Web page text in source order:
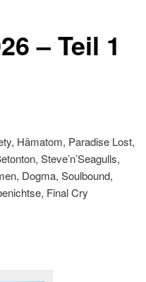
– Teil 1
Hämatom, Paradise Lost,
Steve’n’Seagulls,
Dogma, Soulbound,
Final Cry